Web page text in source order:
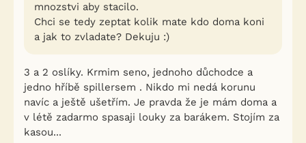
mnozstvi aby stacilo.
Chci se tedy zeptat kolik mate kdo doma koni
a jak to zvladate? Dekuju :)
3 a 2 oslíky. Krmim seno, jednoho důchodce a
jedno hříbě spillersem . Nikdo mi nedá korunu
navíc a ještě ušetřím. Je pravda že je mám doma a
v létě zadarmo spasaji louky za barákem. Stojím za
kasou...